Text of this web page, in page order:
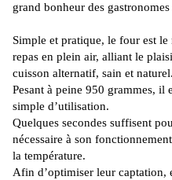
grand bonheur des
Du solaire
Simple et pratique, le four est
repas en plein air, alliant le
cuisson alternatif, sain et naturel.
Pesant à peine 950 grammes, il
simple d’utilisation.
Quelques secondes suffisent
nécessaire à son
la température.
Afin d’optimiser leur captation,